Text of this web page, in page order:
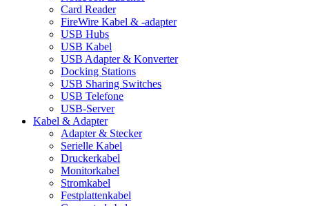
Card Reader
FireWire Kabel & -adapter
USB Hubs
USB Kabel
USB Adapter & Konverter
Docking Stations
USB Sharing Switches
USB Telefone
USB-Server
Kabel & Adapter
Adapter & Stecker
Serielle Kabel
Druckerkabel
Monitorkabel
Stromkabel
Festplattenkabel